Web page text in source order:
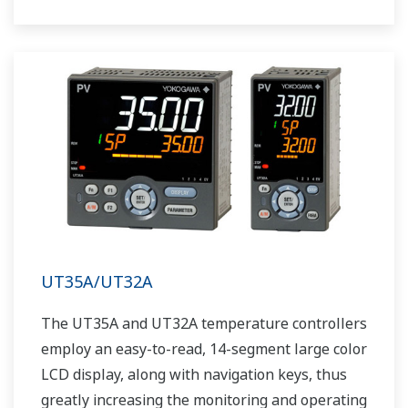
UT35A/UT32A
The UT35A and UT32A temperature controllers
employ an easy-to-read, 14-segment large color
LCD display, along with navigation keys, thus
greatly increasing the monitoring and operating